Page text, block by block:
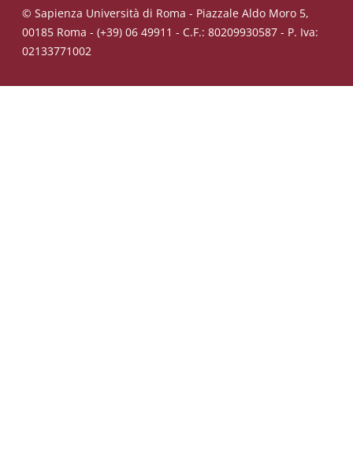
© Sapienza Università di Roma - Piazzale Aldo Moro 5,
00185 Roma - (+39) 06 49911 - C.F.: 80209930587 - P. Iva:
02133771002